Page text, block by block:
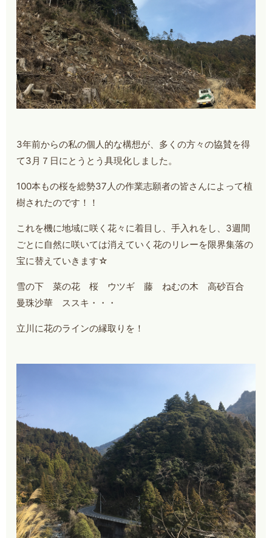
3年前からの私の個人的な構想が、多くの方々の協賛を得
て3月７日にとうとう具現化しました。
100本もの桜を総勢37人の作業志願者の皆さんによって植
樹されたのです！！
これを機に地域に咲く花々に着目し、手入れをし、3週間
ごとに自然に咲いては消えていく花のリレーを限界集落の
宝に替えていきます☆
雪の下 菜の花 桜 ウツギ 藤 ねむの木 高砂百合
曼珠沙華 ススキ・・・
立川に花のラインの縁取りを！